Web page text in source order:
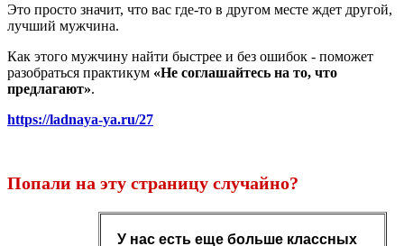
Это просто значит, что вас где-то в другом месте ждет другой,
лучший мужчина.
Как этого мужчину найти быстрее и без ошибок - поможет
разобраться практикум «Не соглашайтесь на то, что
предлагают».
https://ladnaya-ya.ru/27
Попали на эту страницу случайно?